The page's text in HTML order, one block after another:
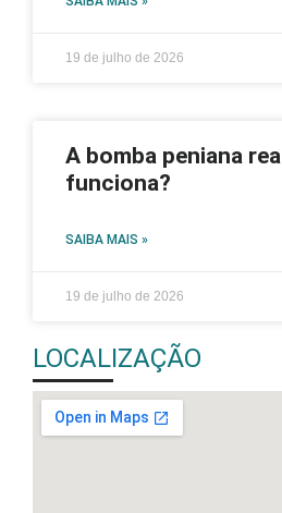
19 de julho de 2026
A bomba peniana
funciona?
SAIBA MAIS »
19 de julho de 2026
LOCALIZAÇÃO